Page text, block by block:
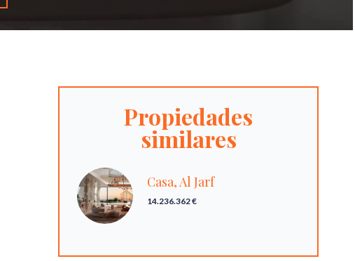
Propiedades
similares
Casa, Al Jarf
14.236.362 €